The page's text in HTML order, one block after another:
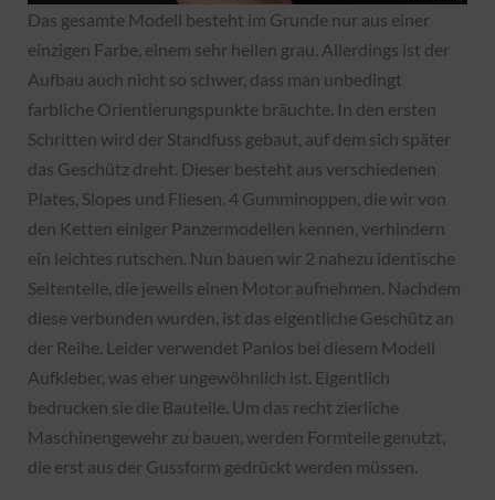
Das gesamte Modell besteht im Grunde nur aus einer
einzigen Farbe, einem sehr hellen grau. Allerdings ist der
Aufbau auch nicht so schwer, dass man unbedingt
farbliche Orientierungspunkte bräuchte. In den ersten
Schritten wird der Standfuss gebaut, auf dem sich später
das Geschütz dreht. Dieser besteht aus verschiedenen
Plates, Slopes und Fliesen. 4 Gumminoppen, die wir von
den Ketten einiger Panzermodellen kennen, verhindern
ein leichtes rutschen. Nun bauen wir 2 nahezu identische
Seitenteile, die jeweils einen Motor aufnehmen. Nachdem
diese verbunden wurden, ist das eigentliche Geschütz an
der Reihe. Leider verwendet Panlos bei diesem Modell
Aufkleber, was eher ungewöhnlich ist. Eigentlich
bedrucken sie die Bauteile. Um das recht zierliche
Maschinengewehr zu bauen, werden Formteile genutzt,
die erst aus der Gussform gedrückt werden müssen.